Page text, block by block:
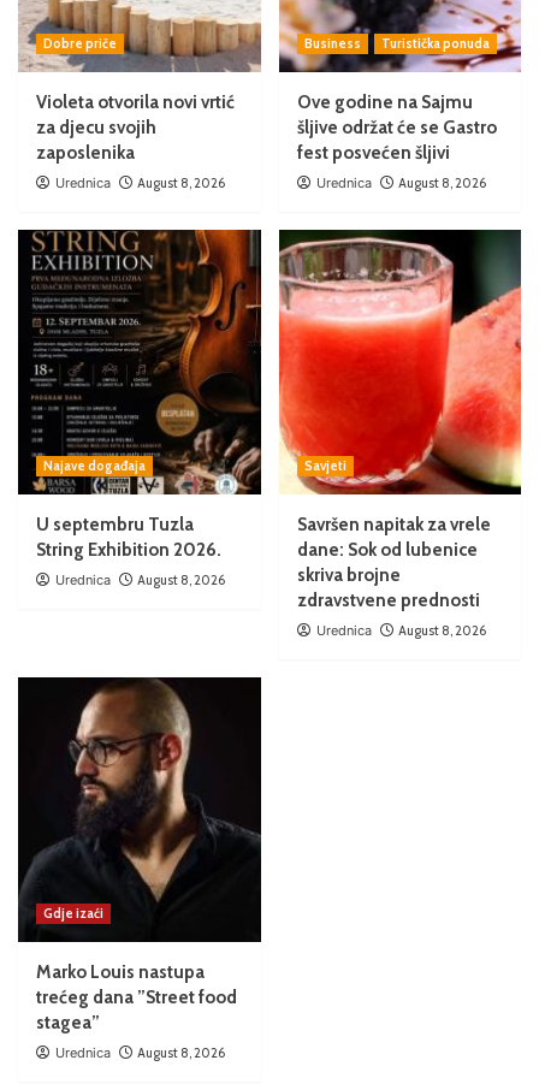
Dobre priče
Violeta otvorila novi vrtić
za djecu svojih
zaposlenika
Urednica August 8, 2026
Business Turistička ponuda
Ove godine na Sajmu
šljive održat će se Gastro
fest posvećen šljivi
Urednica August 8, 2026
Najave događaja
U septembru Tuzla
String Exhibition 2026.
Urednica August 8, 2026
Savjeti
Savršen napitak za vrele
dane: Sok od lubenice
skriva brojne
zdravstvene prednosti
Urednica August 8, 2026
Gdje izaći
Marko Louis nastupa
trećeg dana ”Street food
stagea”
Urednica August 8, 2026